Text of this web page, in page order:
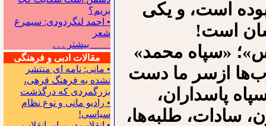
بریم؟
• احمد لنگردودی: سیمرغ
شعر
بیشتر . . .
مقالات ادبی و فرهنگی
• مانی: نامه ای منتشر
نشده به فرهنگ فرهی،
بزرگمردی که درگذشت
• رادیو مانی و نوع نظام
سیاسی!
بوده است، و یکی
است!
«سپاه محمد»
ازسر ما دست
پاسداران،
سادات، طلبه‌ها،